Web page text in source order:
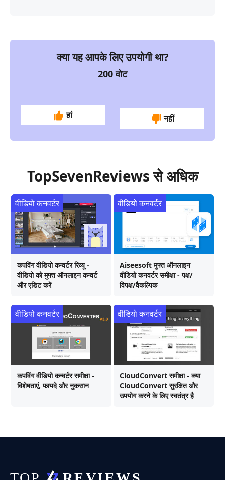
क्या यह आपके लिए उपयोगी था?
200वोट
हां नहीं
TopSevenReviews से अधिक
कपविंग वीडियो कन्वर्टर रिव्यू -
वीडियो को मुफ्त ऑनलाइन कन्वर्ट
और एडिट करें
वीडियो कनवर्टर
Aiseesoft मुफ्त ऑनलाइन
वीडियो कनवर्टर समीक्षा - पक्ष/
विपक्ष/वैकल्पिक
वीडियो कनवर्टर
कपविंग वीडियो कन्वर्टर समीक्षा -
विशेषताएं, फायदे और नुकसान
वीडियो कनवर्टर
CloudConvert समीक्षा - क्या
CloudConvert सुरक्षित और
उपयोग करने के लिए स्वतंत्र है
वीडियो कनवर्टर